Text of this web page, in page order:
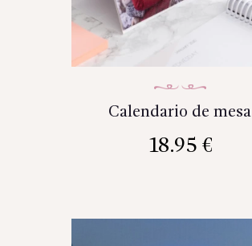
Calendario de mesa
18.95 €